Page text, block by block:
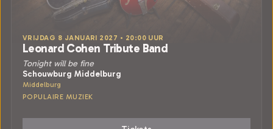
VRIJDAG 8 JANUARI 2027 • 20:00 UUR
Leonard Cohen Tribute Band
Tonight will be fine
Schouwburg Middelburg
Middelburg
POPULAIRE MUZIEK